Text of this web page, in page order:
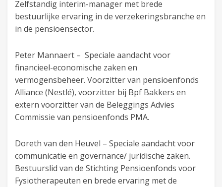
Zelfstandig interim-manager met brede
bestuurlijke ervaring in de verzekeringsbranche en
in de pensioensector.
Peter Mannaert – Speciale aandacht voor
financieel-economische zaken en
vermogensbeheer. Voorzitter van pensioenfonds
Alliance (Nestlé), voorzitter bij Bpf Bakkers en
extern voorzitter van de Beleggings Advies
Commissie van pensioenfonds PMA.
Doreth van den Heuvel – Speciale aandacht voor
communicatie en governance/ juridische zaken.
Bestuurslid van de Stichting Pensioenfonds voor
Fysiotherapeuten en brede ervaring met de